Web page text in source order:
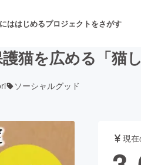
ははじめるプロジェクトをさがす
舞台・パフォーマンス
猫を広める「猫
ソーシャルグッド
現